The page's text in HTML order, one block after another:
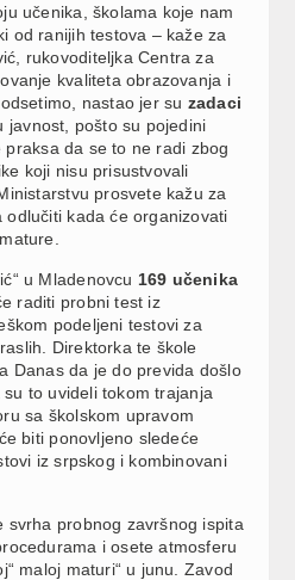
učenika, školama koje nam
od ranijih testova – kaže za
rukovoditeljka Centra za
kvaliteta obrazovanja i
nastao jer su zadaci
javnost, pošto su pojedini
da se to ne radi zbog
koji nisu prisustvovali
prosvete kažu za
odlučiti kada će organizovati
u Mladenovcu 169 učenika
raditi probni test iz
podeljeni testovi za
Direktorka te škole
Danas da je do previda došlo
to uvideli tokom trajanja
sa školskom upravom
biti ponovljeno sledeće
iz srpskog i kombinovani
svrha probnog završnog ispita
i osete atmosferu
maloj maturi“ u junu. Zavod